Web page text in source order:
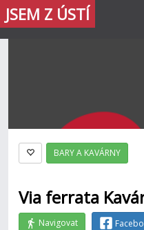
JSEM Z ÚSTÍ
BARY A KAVÁRNY
Via ferrata
Navigovat